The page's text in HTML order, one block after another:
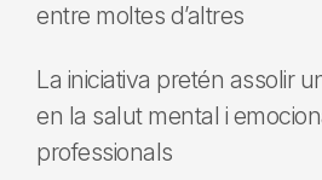
entre moltes d’altres
La iniciativa pretén assolir
en la salut mental i
professionals